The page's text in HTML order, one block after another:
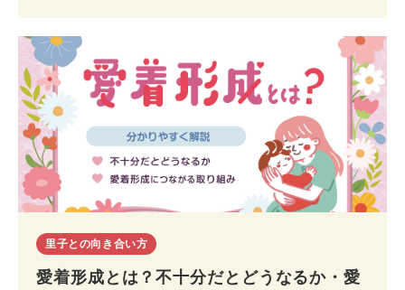
里子との向き合い方
愛着形成とは？不十分だとどうなるか・愛